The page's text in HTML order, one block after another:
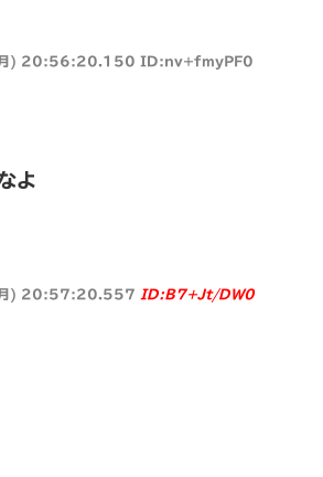
) 20:56:20.150 ID:nv+fmyPF0
よ
) 20:57:20.557 ID:B7+Jt/DW0